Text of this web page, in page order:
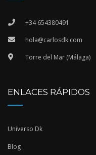
+34 654380491
hola@carlosdk.com
Torre del Mar (Málaga)
ENLACES RÁPIDOS
Universo Dk
Blog